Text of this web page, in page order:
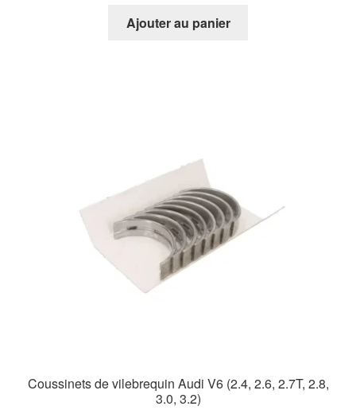
Ajouter au panier
Coussinets de vilebrequin Audi V6 (2.4, 2.6, 2.7T, 2.8,
3.0, 3.2)